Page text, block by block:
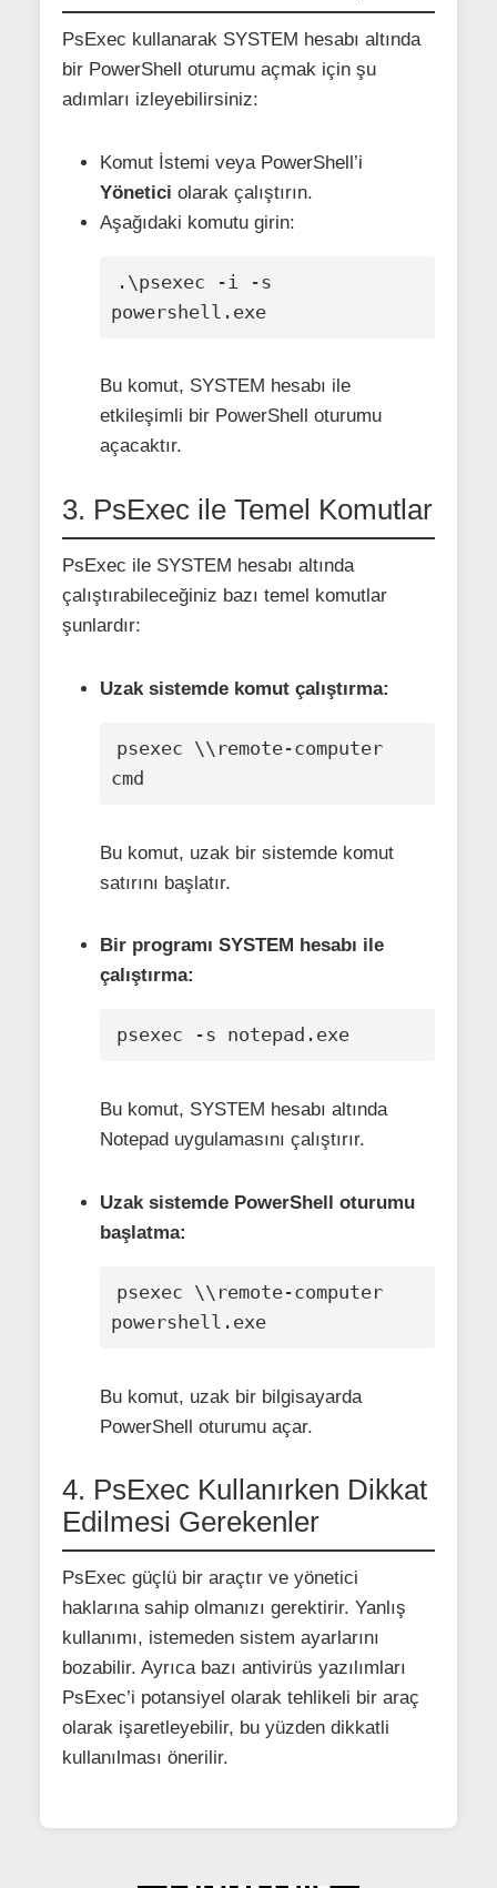
PsExec kullanarak SYSTEM hesabı altında
bir PowerShell oturumu açmak için şu
adımları izleyebilirsiniz:
Komut İstemi veya PowerShell’i
Yönetici olarak çalıştırın.
Aşağıdaki komutu girin:
.\psexec -i -s
powershell.exe
Bu komut, SYSTEM hesabı ile
etkileşimli bir PowerShell oturumu
açacaktır.
3. PsExec ile Temel Komutlar
PsExec ile SYSTEM hesabı altında
çalıştırabileceğiniz bazı temel komutlar
şunlardır:
Uzak sistemde komut çalıştırma:
psexec \\remote-computer
cmd
Bu komut, uzak bir sistemde komut
satırını başlatır.
Bir programı SYSTEM hesabı ile
çalıştırma:
psexec -s notepad.exe
Bu komut, SYSTEM hesabı altında
Notepad uygulamasını çalıştırır.
Uzak sistemde PowerShell oturumu
başlatma:
psexec \\remote-computer
powershell.exe
Bu komut, uzak bir bilgisayarda
PowerShell oturumu açar.
4. PsExec Kullanırken Dikkat
Edilmesi Gerekenler
PsExec güçlü bir araçtır ve yönetici
haklarına sahip olmanızı gerektirir. Yanlış
kullanımı, istemeden sistem ayarlarını
bozabilir. Ayrıca bazı antivirüs yazılımları
PsExec’i potansiyel olarak tehlikeli bir araç
olarak işaretleyebilir, bu yüzden dikkatli
kullanılması önerilir.